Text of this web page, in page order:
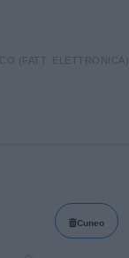
(FATT. ELETTRONICA)
Cuneo